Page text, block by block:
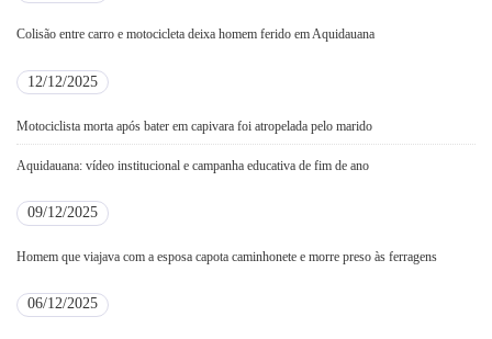
Colisão entre carro e motocicleta deixa homem ferido em Aquidauana
12/12/2025
Motociclista morta após bater em capivara foi atropelada pelo marido
Aquidauana: vídeo institucional e campanha educativa de fim de ano
09/12/2025
Homem que viajava com a esposa capota caminhonete e morre preso às ferragens
06/12/2025